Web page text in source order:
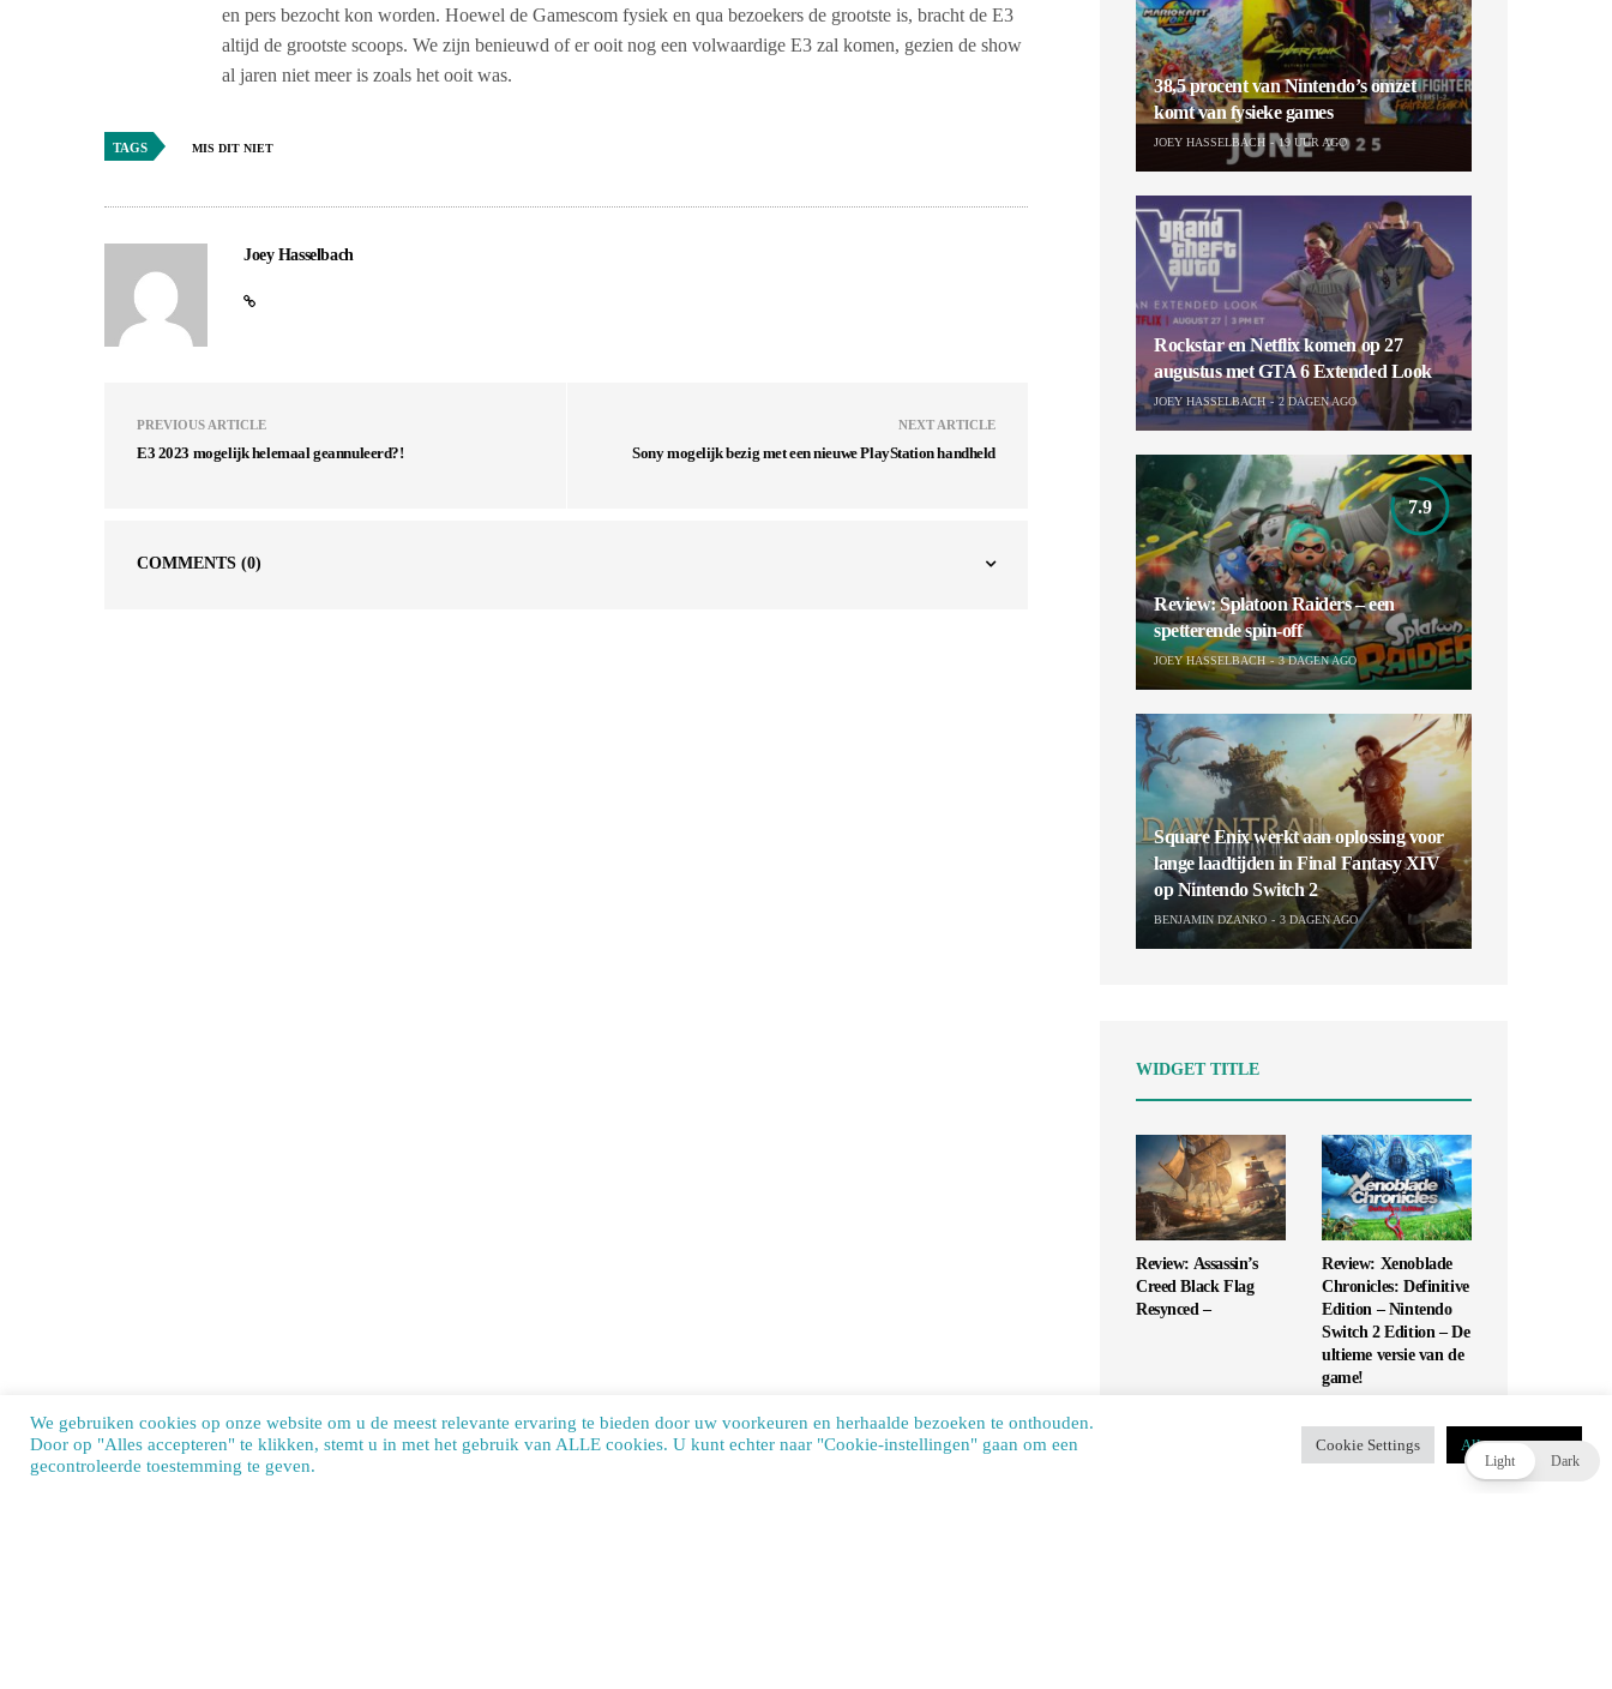
en pers bezocht kon worden. Hoewel de Gamescom fysiek en qua bezoekers de grootste is, bracht de E3
altijd de grootste scoops. We zijn benieuwd of er ooit nog een volwaardige E3 zal komen, gezien de show
al jaren niet meer is zoals het ooit was.
TAGS MIS DIT NIET
Joey Hasselbach
PREVIOUS ARTICLE
E3 2023 mogelijk helemaal geannuleerd?!
NEXT ARTICLE
Sony mogelijk bezig met een nieuwe PlayStation handheld
COMMENTS (0)
38,5 procent van Nintendo’s omzet
komt van fysieke games
JOEY HASSELBACH 19 UUR AGO
Rockstar en Netflix komen op 27
augustus met GTA 6 Extended Look
JOEY HASSELBACH 2 DAGEN AGO
7.9
Review: Splatoon Raiders – een
spetterende spin-off
JOEY HASSELBACH 3 DAGEN AGO
Square Enix werkt aan oplossing voor
lange laadtijden in Final Fantasy XIV
op Nintendo Switch 2
BENJAMIN DZANKO 3 DAGEN AGO
WIDGET TITLE
Review: Assassin’s
Creed Black Flag
Resynced –
Review: Xenoblade
Chronicles: Definitive
Edition – Nintendo
Switch 2 Edition – De
ultieme versie van de
game!
We gebruiken cookies op onze website om u de meest relevante ervaring te bieden door uw voorkeuren en herhaalde bezoeken te onthouden.
Door op "Alles accepteren" te klikken, stemt u in met het gebruik van ALLE cookies. U kunt echter naar "Cookie-instellingen" gaan om een ​​
gecontroleerde toestemming te geven.
Cookie Settings Alles accepteren
Light Dark
Our site uses cookies. Learn more about our use of cookies:cookie policy ACCEPT